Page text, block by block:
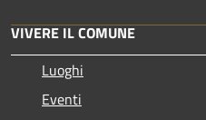
VIVERE IL COMUNE
Luoghi
Eventi